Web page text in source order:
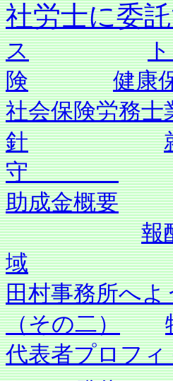
社労士に
ス
険
健康
社会保険労務士
針
守
助成金概要
報
域
田村事務所へよ
（その二）
代表者プロフィ